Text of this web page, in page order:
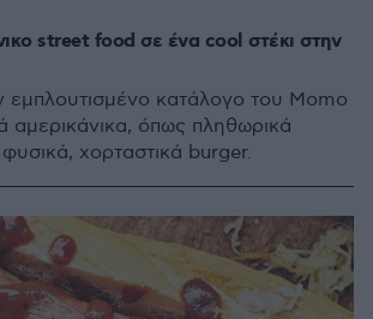
street food σε ένα cool στέκι στην
εμπλουτισμένο κατάλογο του Momo
αμερικάνικα, όπως πληθωρικά
χορταστικά burger.